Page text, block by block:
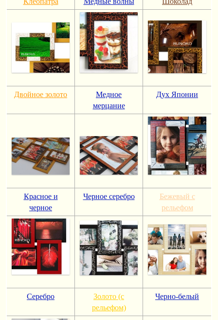
Двойное золото
Медное
мерцание
Дух Японии
Красное и
черное
Черное серебро
Бежевый с
рельефом
Серебро
Золото (с
рельефом)
Черно-белый